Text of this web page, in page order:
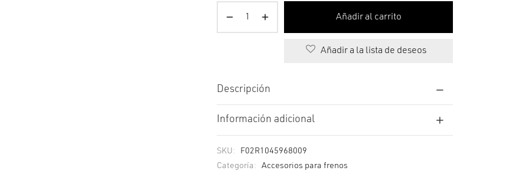
Añadir al carrito
Añadir a la lista de deseos
Descripción
Información adicional
SKU:
F02R1045968009
Categoría:
Accesorios para frenos